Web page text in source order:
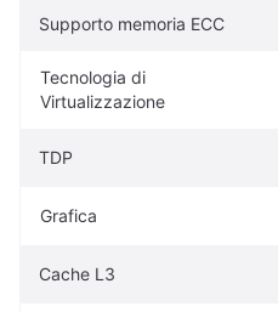
Supporto memoria ECC
Tecnologia di
Virtualizzazione
TDP
Grafica
Cache L3